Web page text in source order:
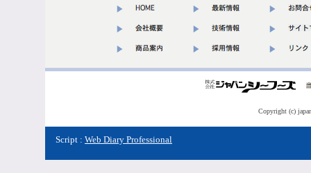
Copyright (c)
Script : Web Diary Professional